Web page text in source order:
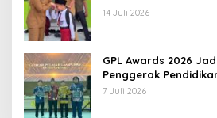
14 Juli 2026
GPL Awards 2026
Penggerak
7 Juli 2026